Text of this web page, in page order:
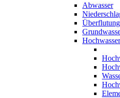
Abwasser
Hochwasser